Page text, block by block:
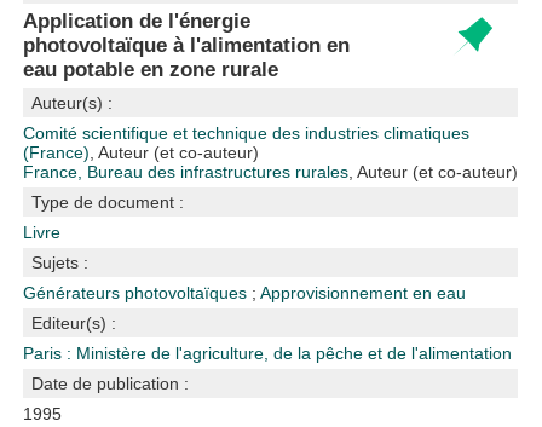
Application de l'énergie
photovoltaïque à l'alimentation en
eau potable en zone rurale
Auteur(s) :
Comité scientifique et technique des industries climatiques
(France) , Auteur (et co-auteur)
France, Bureau des infrastructures rurales , Auteur (et co-auteur)
Type de document :
Livre
Sujets :
Générateurs photovoltaïques ;Approvisionnement en eau
Editeur(s) :
Paris : Ministère de l'agriculture, de la pêche et de l'alimentation
Date de publication :
1995